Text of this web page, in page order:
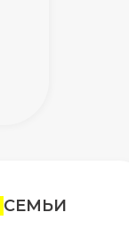
СЕМЬИ